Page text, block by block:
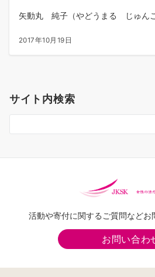
矢動丸 純子（やどうまる じゅんこ
2017年10月19日
サイト内検索
活動や寄付に関するご質問などお
お問い合わ